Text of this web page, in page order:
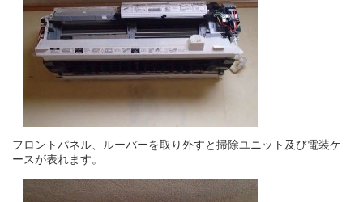
フロントパネル、ルーバーを取り外すと掃除ユニット及び電装ケ
ースが表れます。